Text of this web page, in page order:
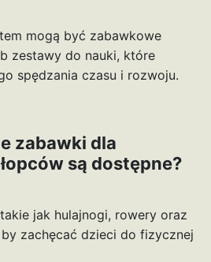
mogą być zabawkowe
zestawy do nauki, które
spędzania czasu i rozwoju.
zabawki dla
są dostępne?
jak hulajnogi, rowery oraz
zachęcać dzieci do fizycznej